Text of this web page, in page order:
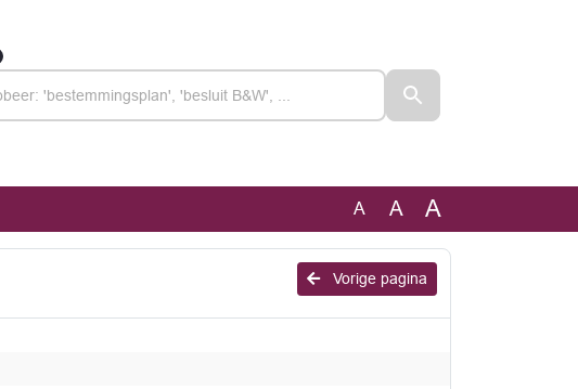
A A A
Vorige pagina